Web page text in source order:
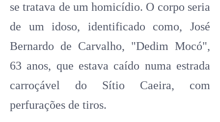
se tratava de um homicídio. O corpo seria
de um idoso, identificado como, José
Bernardo de Carvalho, "Dedim Mocó",
63 anos, que estava caído numa estrada
carroçável do Sítio Caeira, com
perfurações de tiros.